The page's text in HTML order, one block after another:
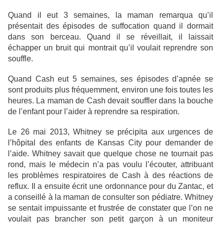
Quand il eut 3 semaines, la maman remarqua qu’il
présentait des épisodes de suffocation quand il dormait
dans son berceau. Quand il se réveillait, il laissait
échapper un bruit qui montrait qu’il voulait reprendre son
souffle.
Quand Cash eut 5 semaines, ses épisodes d’apnée se
sont produits plus fréquemment, environ une fois toutes les
heures. La maman de Cash devait souffler dans la bouche
de l’enfant pour l’aider à reprendre sa respiration.
Le 26 mai 2013, Whitney se précipita aux urgences de
l’hôpital des enfants de Kansas City pour demander de
l’aide. Whitney savait que quelque chose ne tournait pas
rond, mais le médecin n’a pas voulu l’écouter, attribuant
les problèmes respiratoires de Cash à des réactions de
reflux. Il a ensuite écrit une ordonnance pour du Zantac, et
a conseillé à la maman de consulter son pédiatre. Whitney
se sentait impuissante et frustrée de constater que l’on ne
voulait pas brancher son petit garçon à un moniteur